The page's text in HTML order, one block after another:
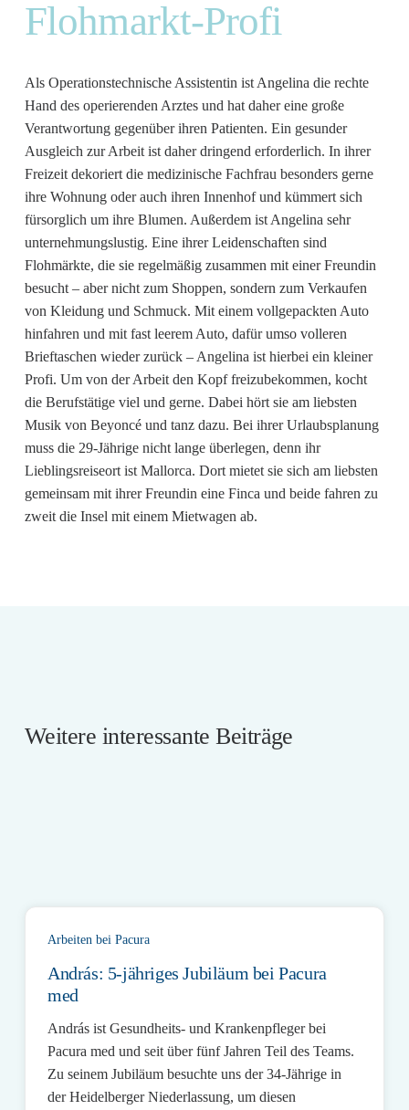
Flohmarkt-Profi
Als Operationstechnische Assistentin ist Angelina die rechte
Hand des operierenden Arztes und hat daher eine große
Verantwortung gegenüber ihren Patienten. Ein gesunder
Ausgleich zur Arbeit ist daher dringend erforderlich. In ihrer
Freizeit dekoriert die medizinische Fachfrau besonders gerne
ihre Wohnung oder auch ihren Innenhof und kümmert sich
fürsorglich um ihre Blumen. Außerdem ist Angelina sehr
unternehmungslustig. Eine ihrer Leidenschaften sind
Flohmärkte, die sie regelmäßig zusammen mit einer Freundin
besucht – aber nicht zum Shoppen, sondern zum Verkaufen
von Kleidung und Schmuck. Mit einem vollgepackten Auto
hinfahren und mit fast leerem Auto, dafür umso volleren
Brieftaschen wieder zurück – Angelina ist hierbei ein kleiner
Profi. Um von der Arbeit den Kopf freizubekommen, kocht
die Berufstätige viel und gerne. Dabei hört sie am liebsten
Musik von Beyoncé und tanz dazu. Bei ihrer Urlaubsplanung
muss die 29-Jährige nicht lange überlegen, denn ihr
Lieblingsreiseort ist Mallorca. Dort mietet sie sich am liebsten
gemeinsam mit ihrer Freundin eine Finca und beide fahren zu
zweit die Insel mit einem Mietwagen ab.
Weitere interessante Beiträge
Arbeiten bei Pacura
András: 5-jähriges Jubiläum bei Pacura
med
András ist Gesundheits- und Krankenpfleger bei
Pacura med und seit über fünf Jahren Teil des Teams.
Zu seinem Jubiläum besuchte uns der 34-Jährige in
der Heidelberger Niederlassung, um diesen